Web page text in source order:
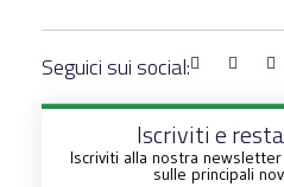
Seguici sui social:
Iscriviti e
Iscriviti alla nostra
sulle principali